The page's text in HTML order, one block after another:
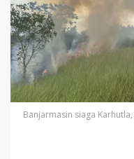
Banjarmasin siaga